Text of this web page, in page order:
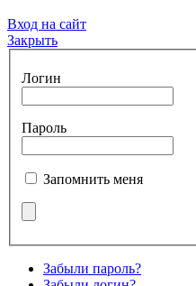
Вход на сайт
Закрыть
Логин
Пароль
Запомнить меня
Забыли пароль?